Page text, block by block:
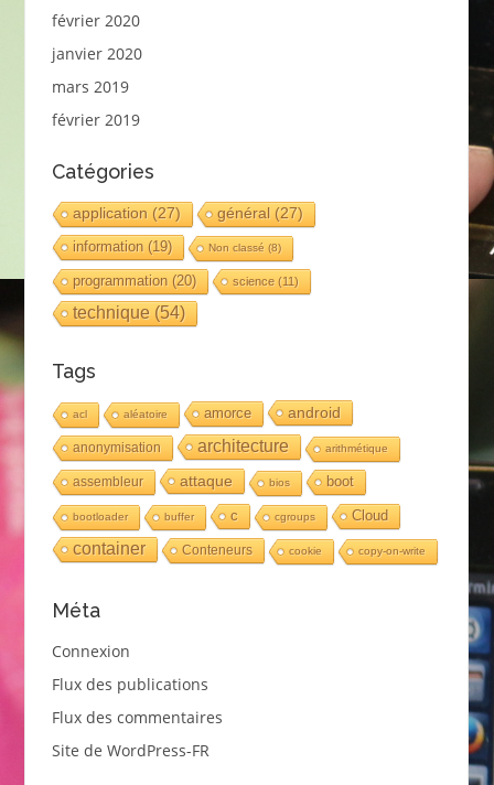
février 2020
janvier 2020
mars 2019
février 2019
Catégories
application(27) général(27)
information(19) Non classé(8)
programmation(20) science(11)
technique(54)
Tags
acl aléatoire amorce android
anonymisation architecture arithmétique
assembleur attaque bios boot
bootloader buffer c cgroups Cloud
container Conteneurs cookie copy-on-write
Méta
Connexion
Flux des publications
Flux des commentaires
Site de WordPress-FR